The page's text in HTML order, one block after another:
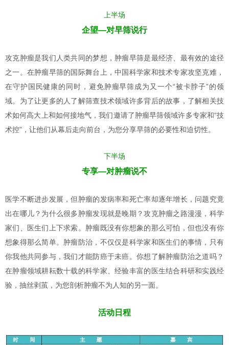
上半场
企望—对早筛说行
攻克肿瘤是我们人类共同的梦想，肿瘤早筛是最经济、最有效的途径
之一。在肿瘤早筛的国际舞台上，中国科学家和技术专家攻坚克难，
在守护国民健康的同时，避免肿瘤早筛成为又一个“被卡脖子”的领
域。为了让更多的人了解筛查技术领域许多背后的故事，了解相关技
术如何高大上和如何接地气，我们邀请了肿瘤早筛领域许多专家和“技
术控”，让他们从幕后走向前台，为您分享早筛的必要性和迫切性。
下半场
专享—对肿瘤说不
医学不断进步发展，但肿瘤的发病率和死亡率却逐年增长，问题究竟
出在哪儿？为什么很多肿瘤发现就是晚期？攻克肿瘤之路漫漫，科学
家们、医生们上下求索。肿瘤既没有你想象的那么可怕，但也没有你
想象得那么简单。肿瘤防治，不仅仅是科学家和医生们的事情，只有
你我他共同参与，我们才能防癌于未癌。你想了解肿瘤防治之道吗？
在肿瘤领域耕耘数十载的科学家、经验丰富的医生结合科研和实践经
验，抽丝剥茧，为您剖析肿瘤不为人知的另一面。
活动日程